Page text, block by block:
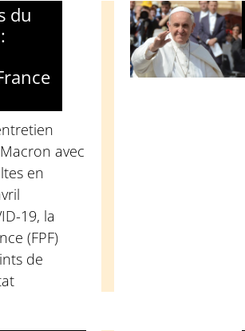
du
avec
en
19, la
(FPF)
de